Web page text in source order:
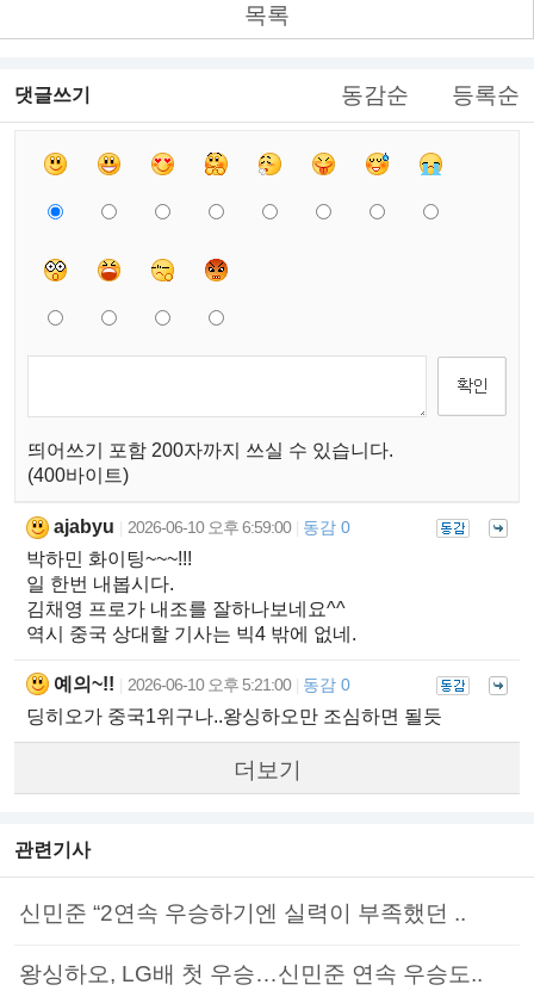
목록
댓글쓰기 동감순 등록순
띄어쓰기 포함 200자까지 쓰실 수 있습니다.
(400바이트)
ajabyu 2026-06-10 오후 6:59:00 동감 0
박하민 화이팅~~~!!!
일 한번 내봅시다.
김채영 프로가 내조를 잘하나보네요^^
역시 중국 상대할 기사는 빅4 밖에 없네.
예의~!! 2026-06-10 오후 5:21:00 동감 0
딩히오가 중국1위구나..왕싱하오만 조심하면 될듯
더보기
관련기사
신민준 “2연속 우승하기엔 실력이 부족했던 ..
왕싱하오, LG배 첫 우승…신민준 연속 우승도..